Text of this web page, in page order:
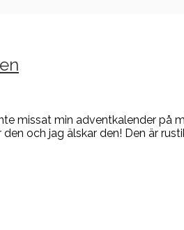
missat min adventkalender
och jag älskar den! Den är